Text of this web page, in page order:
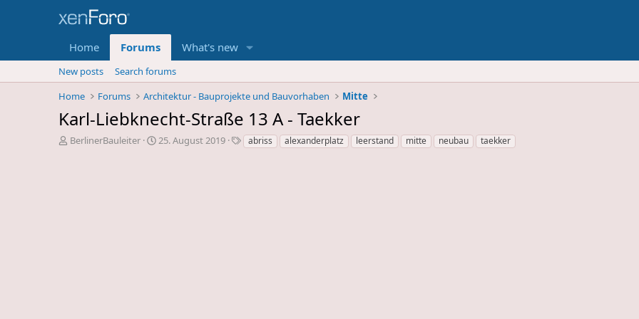
Home Forums What's new
New posts
Search forums
Home
Forums Architektur - Bauprojekte und Bauvorhaben Mitte
Karl-Liebknecht-Straße 13 A - Taekker
E
BerlinerBauleiter
E
25. August 2019
S
c
abriss alexanderplatz leerstand mitte neubau taekker